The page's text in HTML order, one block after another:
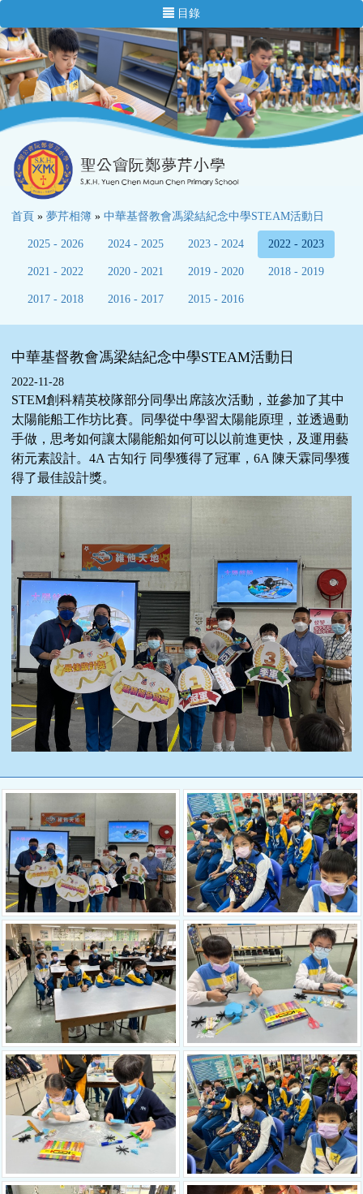
目錄
首頁 » 夢芹相簿 » 中華基督教會馮梁結紀念中學STEAM活動日
2025 - 2026 2024 - 2025 2023 - 2024 2022 - 2023
2021 - 2022 2020 - 2021 2019 - 2020 2018 - 2019
2017 - 2018 2016 - 2017 2015 - 2016
中華基督教會馮梁結紀念中學STEAM活動日
2022-11-28
STEM創科精英校隊部分同學出席該次活動，並參加了其中
太陽能船工作坊比賽。同學從中學習太陽能原理，並透過動
手做，思考如何讓太陽能船如何可以以前進更快，及運用藝
術元素設計。4A 古知行 同學獲得了冠軍，6A 陳天霖同學獲
得了最佳設計獎。